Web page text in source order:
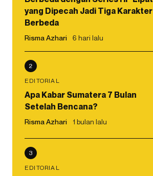
yang Dipecah Jadi Tiga Karakter
Berbeda
Risma Azhari 6 hari lalu
2
EDITORIAL
Apa Kabar Sumatera 7 Bulan
Setelah Bencana?
Risma Azhari 1 bulan lalu
3
EDITORIAL